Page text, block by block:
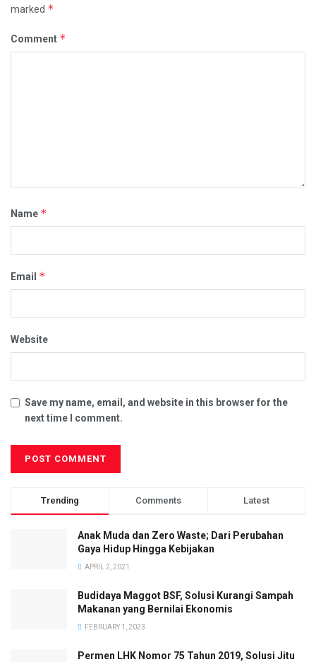
marked *
Comment *
Name *
Email *
Website
Save my name, email, and website in this browser for the
next time I comment.
Trending Comments Latest
Anak Muda dan Zero Waste; Dari Perubahan
Gaya Hidup Hingga Kebijakan
APRIL 2, 2021
Budidaya Maggot BSF, Solusi Kurangi Sampah
Makanan yang Bernilai Ekonomis
FEBRUARY 1, 2023
Permen LHK Nomor 75 Tahun 2019, Solusi Jitu